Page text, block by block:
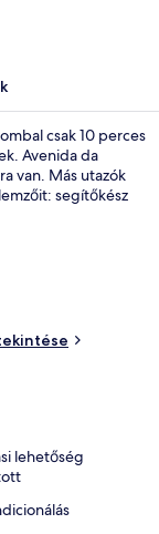
csak 10 perces
Avenida da
van. Más utazók
segítőkész
lehetőség